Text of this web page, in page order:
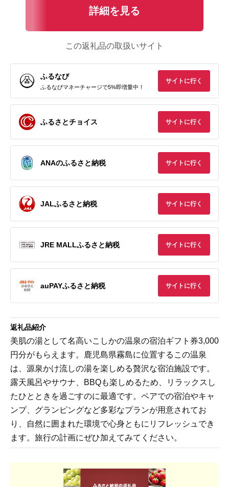
詳細を見る
この返礼品の取扱いサイト
ふるなび
ふるなびマネーチャージで5%即増量中！
サイトに行く
ふるさとチョイス サイトに行く
ANAのふるさと納税 サイトに行く
JALふるさと納税 サイトに行く
JRE MALLふるさと納税 サイトに行く
auPAYふるさと納税 サイトに行く
返礼品紹介
美肌の湯として名高いこしかの温泉の宿泊ギフト券3,000
円分がもらえます。鹿児島県霧島に位置するこの温泉
は、源泉かけ流しの湯を楽しめる贅沢な宿泊施設です。
露天風呂やサウナ、BBQも楽しめるため、リラックスし
たひとときを過ごすのに最適です。ペアでの宿泊やキャ
ンプ、グランピングなど多彩なプランが用意されてお
り、自然に囲まれた環境で心身ともにリフレッシュでき
ます。旅行の計画にぜひ加えてみてください。